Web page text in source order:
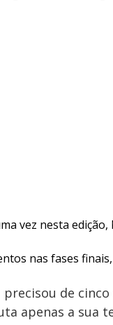
vez nesta
nas fases
de cinco
apenas a sua